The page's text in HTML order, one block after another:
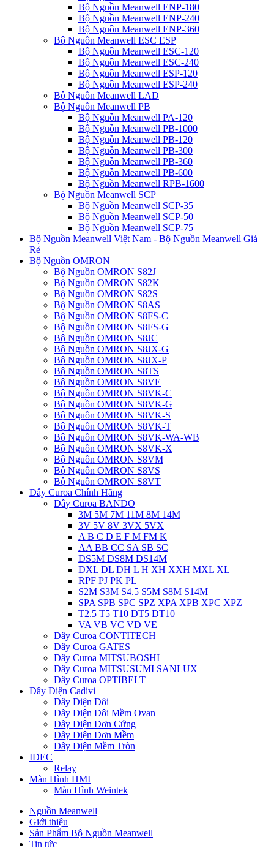
Bộ Nguồn Meanwell ENP-180
Bộ Nguồn Meanwell ENP-240
Bộ Nguồn Meanwell ENP-360
Bộ Nguồn Meanwell ESC ESP
Bộ Nguồn Meanwell ESC-120
Bộ Nguồn Meanwell ESC-240
Bộ Nguồn Meanwell ESP-120
Bộ Nguồn Meanwell ESP-240
Bộ Nguồn Meanwell LAD
Bộ Nguồn Meanwell PB
Bộ Nguồn Meanwell PA-120
Bộ Nguồn Meanwell PB-1000
Bộ Nguồn Meanwell PB-120
Bộ Nguồn Meanwell PB-300
Bộ Nguồn Meanwell PB-360
Bộ Nguồn Meanwell PB-600
Bộ Nguồn Meanwell RPB-1600
Bộ Nguồn Meanwell SCP
Bộ Nguồn Meanwell SCP-35
Bộ Nguồn Meanwell SCP-50
Bộ Nguồn Meanwell SCP-75
Bộ Nguồn Meanwell Việt Nam - Bộ Nguồn Meanwell Giá
Rẻ
Bộ Nguồn OMRON
Bộ Nguồn OMRON S82J
Bộ Nguồn OMRON S82K
Bộ Nguồn OMRON S82S
Bộ Nguồn OMRON S8AS
Bộ Nguồn OMRON S8FS-C
Bộ Nguồn OMRON S8FS-G
Bộ Nguồn OMRON S8JC
Bộ Nguồn OMRON S8JX-G
Bộ Nguồn OMRON S8JX-P
Bộ Nguồn OMRON S8TS
Bộ Nguồn OMRON S8VE
Bộ Nguồn OMRON S8VK-C
Bộ Nguồn OMRON S8VK-G
Bộ Nguồn OMRON S8VK-S
Bộ Nguồn OMRON S8VK-T
Bộ Nguồn OMRON S8VK-WA-WB
Bộ Nguồn OMRON S8VK-X
Bộ Nguồn OMRON S8VM
Bộ Nguồn OMRON S8VS
Bộ Nguồn OMRON S8VT
Dây Curoa Chính Hãng
Dây Curoa BANDO
3M 5M 7M 11M 8M 14M
3V 5V 8V 3VX 5VX
A B C D E F M FM K
AA BB CC SA SB SC
DS5M DS8M DS14M
DXL DL DH L H XH XXH MXL XL
RPF PJ PK PL
S2M S3M S4.5 S5M S8M S14M
SPA SPB SPC SPZ XPA XPB XPC XPZ
T2.5 T5 T10 DT5 DT10
VA VB VC VD VE
Dây Curoa CONTITECH
Dây Curoa GATES
Dây Curoa MITSUBOSHI
Dây Curoa MITSUSUMI SANLUX
Dây Curoa OPTIBELT
Dây Điện Cadivi
Dây Điện Đôi
Dây Điện Đôi Mềm Ovan
Dây Điện Đơn Cứng
Dây Điện Đơn Mềm
Dây Điện Mềm Tròn
IDEC
Relay
Màn Hình HMI
Màn Hình Weintek
Nguồn Meanwell
Giới thiệu
Sản Phẩm Bộ Nguồn Meanwell
Tin tức